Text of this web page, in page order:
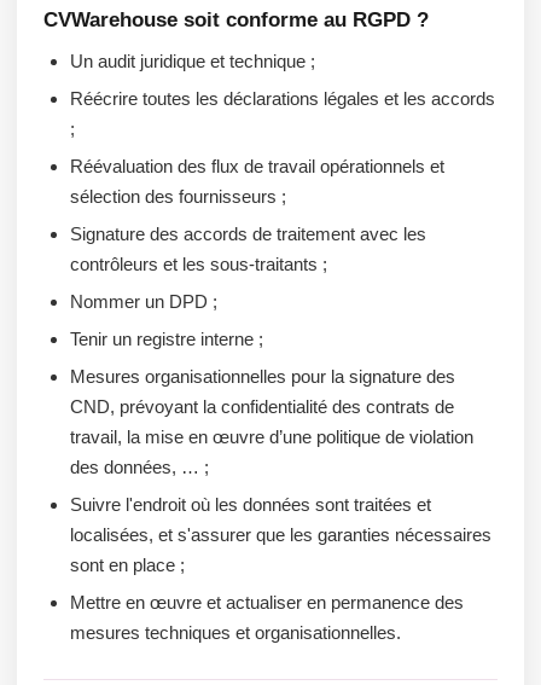
CVWarehouse soit conforme au RGPD ?
Un audit juridique et technique ;
Réécrire toutes les déclarations légales et les accords
;
Réévaluation des flux de travail opérationnels et
sélection des fournisseurs ;
Signature des accords de traitement avec les
contrôleurs et les sous-traitants ;
Nommer un DPD ;
Tenir un registre interne ;
Mesures organisationnelles pour la signature des
CND, prévoyant la confidentialité des contrats de
travail, la mise en œuvre d’une politique de violation
des données, … ;
Suivre l'endroit où les données sont traitées et
localisées, et s'assurer que les garanties nécessaires
sont en place ;
Mettre en œuvre et actualiser en permanence des
mesures techniques et organisationnelles.